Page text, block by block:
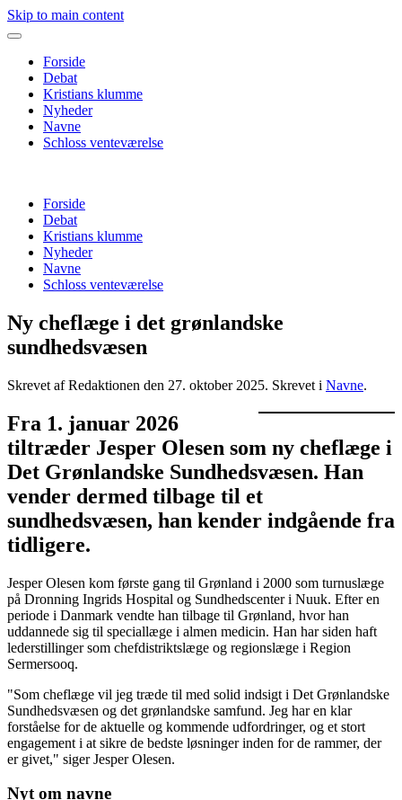
Skip to main content
Forside
Debat
Kristians klumme
Nyheder
Navne
Schloss venteværelse
Forside
Debat
Kristians klumme
Nyheder
Navne
Schloss venteværelse
Ny cheflæge i det grønlandske
sundhedsvæsen
Skrevet af Redaktionen den 27. oktober 2025. Skrevet i Navne.
Fra 1. januar 2026
tiltræder Jesper Olesen som ny cheflæge i
Det Grønlandske Sundhedsvæsen. Han
vender dermed tilbage til et
sundhedsvæsen, han kender indgående fra
tidligere.
Jesper Olesen kom første gang til Grønland i 2000 som turnuslæge
på Dronning Ingrids Hospital og Sundhedscenter i Nuuk. Efter en
periode i Danmark vendte han tilbage til Grønland, hvor han
uddannede sig til speciallæge i almen medicin. Han har siden haft
lederstillinger som chefdistriktslæge og regionslæge i Region
Sermersooq.
"Som cheflæge vil jeg træde til med solid indsigt i Det Grønlandske
Sundhedsvæsen og det grønlandske samfund. Jeg har en klar
forståelse for de aktuelle og kommende udfordringer, og et stort
engagement i at sikre de bedste løsninger inden for de rammer, der
er givet," siger Jesper Olesen.
Nyt om navne